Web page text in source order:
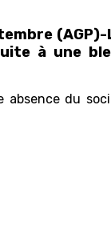
(AGP)-
à une
absence du